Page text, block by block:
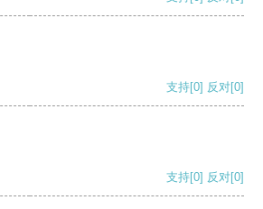
支持[0] 反对[0]
支持[0] 反对[0]